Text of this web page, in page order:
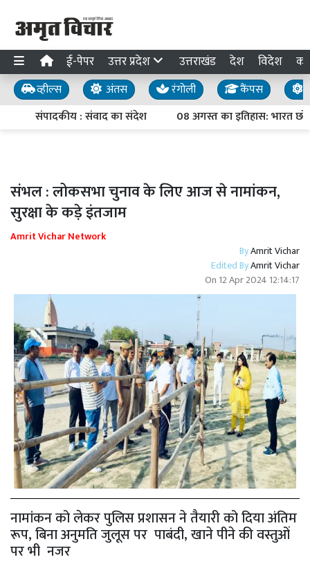
ई-पेपर उत्तर प्रदेश उत्तराखंड देश विदेश
व्हील्स अंतस रंगोली कैंपस
संपादकीय : संवाद का संदेश
08 अगस्त का इतिहास: भारत
संभल : लोकसभा चुनाव के लिए आज से नामांकन,
सुरक्षा के कड़े इंतजाम
Amrit Vichar Network
ByAmrit Vichar
Edited ByAmrit Vichar
On 12 Apr 2024 12:14:17
नामांकन को लेकर पुलिस प्रशासन ने तैयारी को दिया अंतिम
रूप, बिना अनुमति जुलूस पर पाबंदी, खाने पीने की वस्तुओं
पर भी नजर